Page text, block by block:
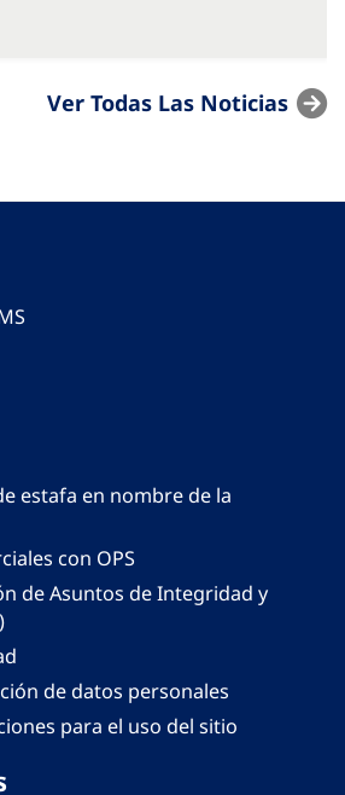
Ver Todas Las Noticias
estafa en nombre de la
con OPS
de Asuntos de Integridad y
de datos personales
para el uso del sitio